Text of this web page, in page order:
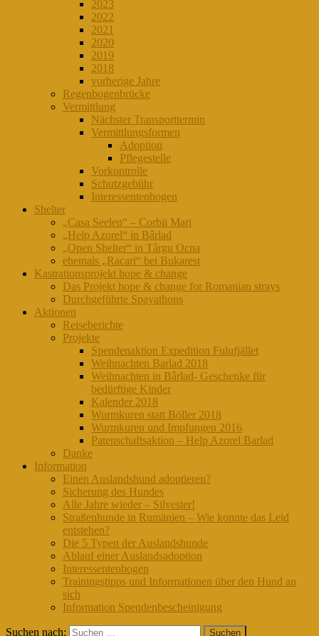
2023
2022
2021
2020
2019
2018
vorherige Jahre
Regenbogenbrücke
Vermittlung
Nächster Transporttermin
Vermittlungsformen
Adoption
Pflegestelle
Vorkontrolle
Schutzgebühr
Interessentenbogen
Shelter
„Casa Seelen“ – Corbii Mari
„Help Azorel“ in Bârlad
„Open Shelter“ in Târgu Ocna
ehemals „Racari“ bei Bukarest
Kastrationsprojekt hope & change
Das Projekt hope & change for Romanian strays
Durchgeführte Spayathons
Aktionen
Reiseberichte
Projekte
Spendenaktion Expedition Fulufjället
Weihnachten Barlad 2018
Weihnachten in Bârlad- Geschenke für
bedürftige Kinder
Kalender 2018
Wurmkuren statt Böller 2018
Wurmkuren und Impfungen 2016
Patenschaftsaktion – Help Azorel Barlad
Danke
Information
Einen Auslandshund adoptieren?
Sicherung des Hundes
Alle Jahre wieder – Silvester!
Straßenhunde in Rumänien – Wie konnte das Leid
entstehen?
Die 5 Typen der Auslandshunde
Ablauf einer Auslandsadoption
Interessentenbogen
Trainingstipps und Informationen über den Hund an
sich
Information Spendenbescheinigung
Suchen nach: